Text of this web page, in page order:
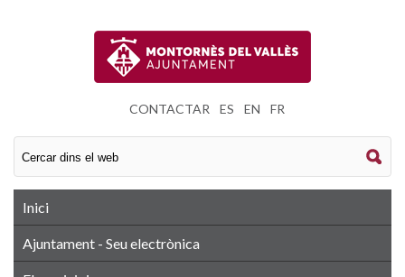
CONTACTAR ES EN FR
Inici
Ajuntament - Seu electrònica